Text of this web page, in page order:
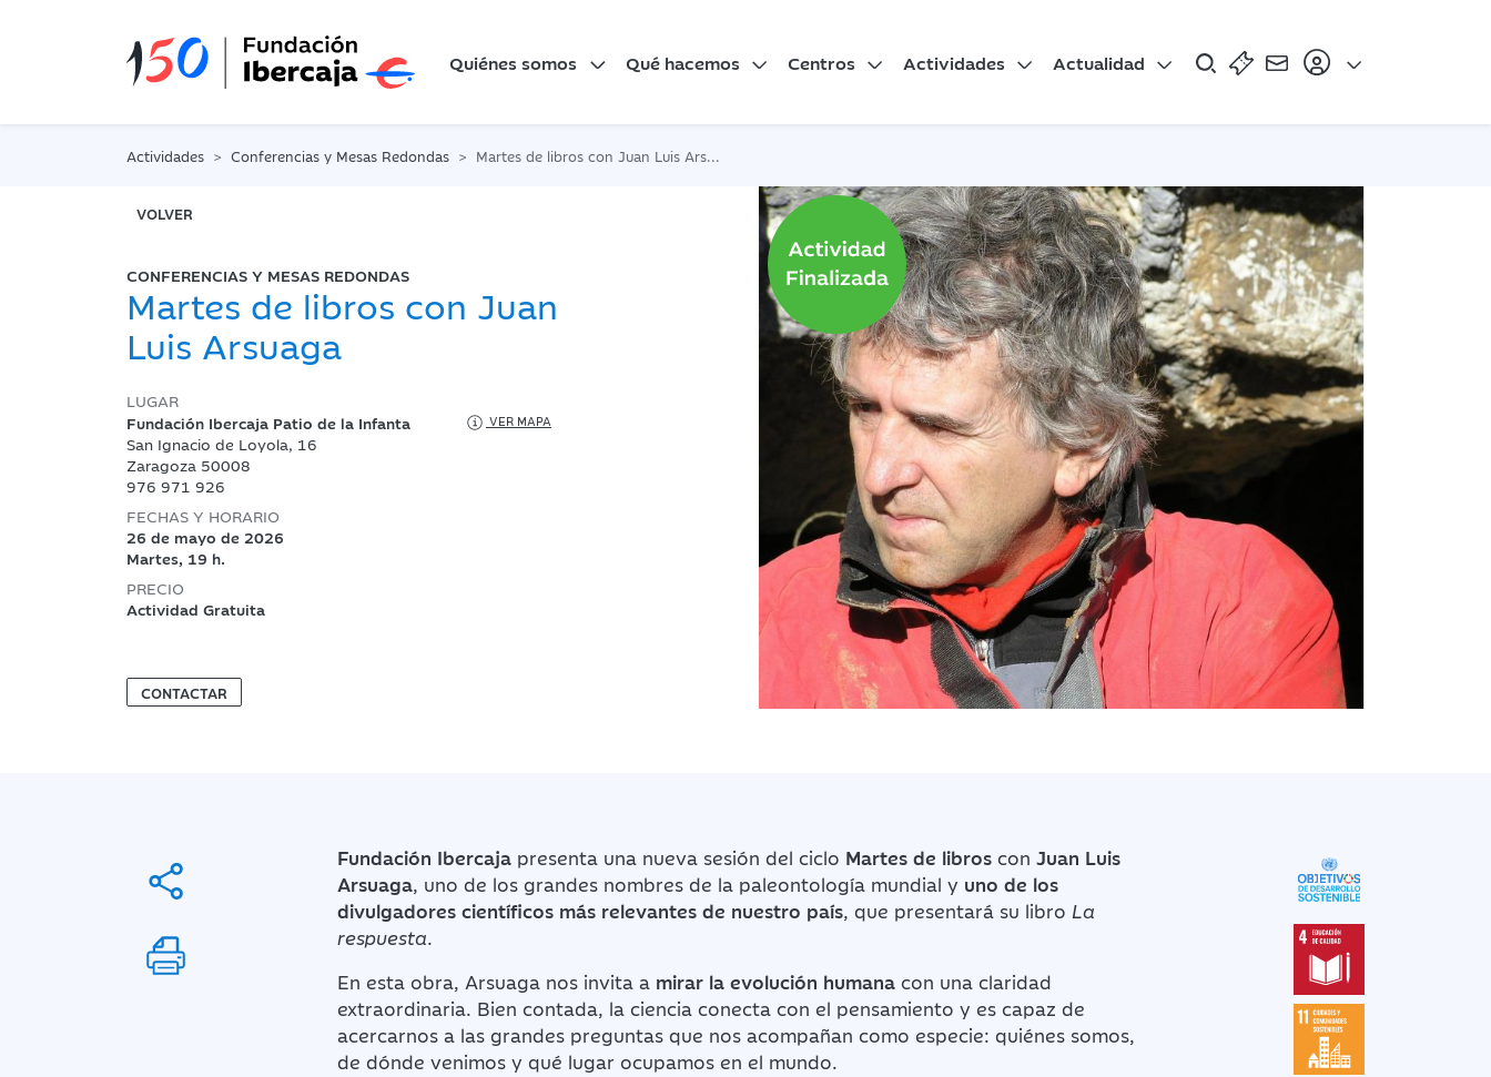
Quiénes somos Qué hacemos Centros Actividades Actualidad
Actividades Conferencias y Mesas Redondas Martes de libros con Juan Luis Arsuaga
VOLVER
CONFERENCIAS Y MESAS REDONDAS
Martes de libros con Juan
Luis Arsuaga
LUGAR
Fundación Ibercaja Patio de la Infanta
VER MAPA
San Ignacio de Loyola, 16
Zaragoza 50008
976 971 926
FECHAS Y HORARIO
26 de mayo de 2026
Martes, 19 h.
PRECIO
Actividad Gratuita
CONTACTAR
Fundación Ibercaja presenta una nueva sesión del ciclo Martes de libros con Juan Luis
Arsuaga, uno de los grandes nombres de la paleontología mundial y uno de los
divulgadores científicos más relevantes de nuestro país, que presentará su libro La
respuesta.
En esta obra, Arsuaga nos invita a mirar la evolución humana con una claridad
extraordinaria. Bien contada, la ciencia conecta con el pensamiento y es capaz de
acercarnos a las grandes preguntas que nos acompañan como especie: quiénes somos,
de dónde venimos y qué lugar ocupamos en el mundo.